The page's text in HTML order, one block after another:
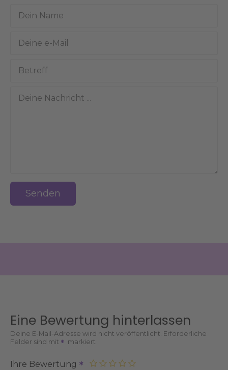
Senden
Eine Bewertung hinterlassen
Deine E-Mail-Adresse wird nicht veröffentlicht. Erforderliche
Felder sind mit
markiert
Ihre Bewertung